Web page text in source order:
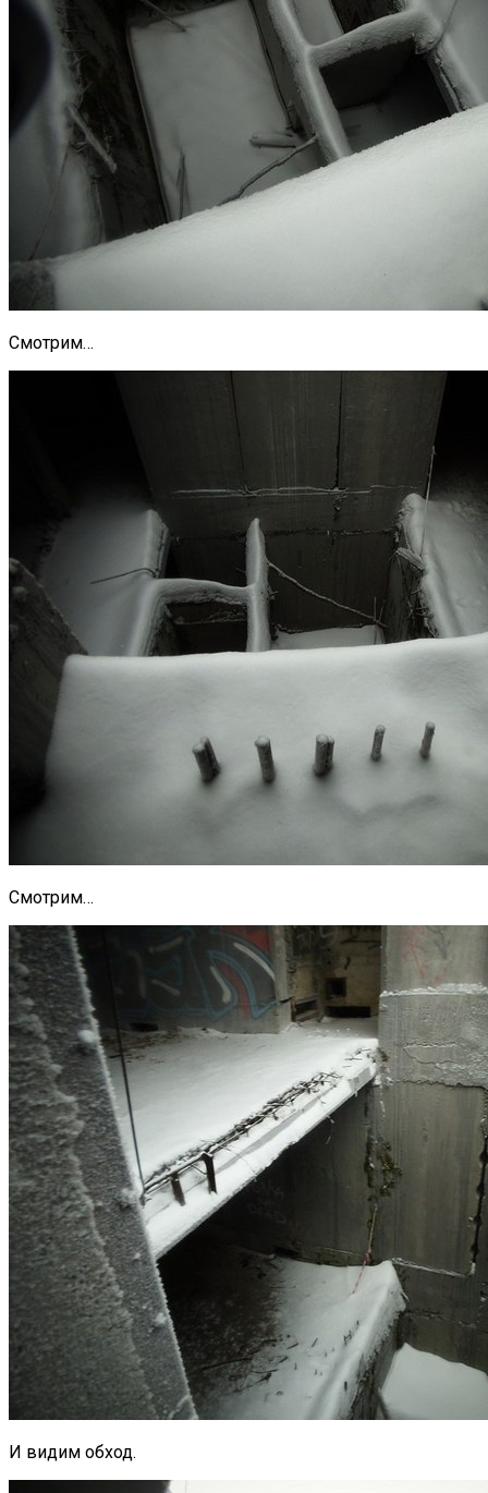
Смотрим…
Смотрим…
И видим обход.